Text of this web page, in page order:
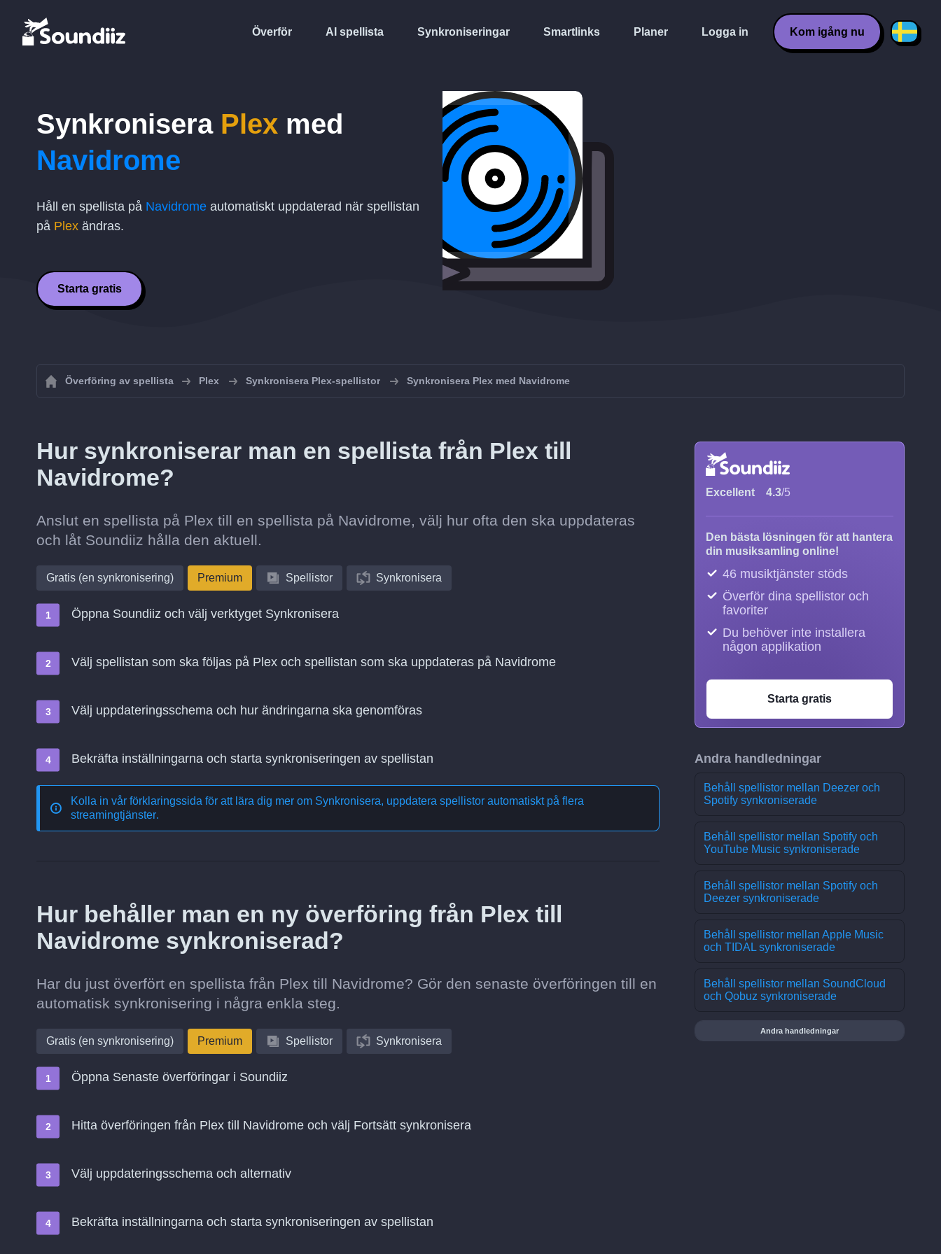
Överför AI spellista Synkroniseringar Smartlinks Planer Logga in Kom igång nu
Synkronisera Plex med
Navidrome
Håll en spellista på Navidrome automatiskt uppdaterad när spellistan
på Plex ändras.
Starta gratis
Överföring av spellista Plex Synkronisera Plex-spellistor Synkronisera Plex med Navidrome
Hur synkroniserar man en spellista från Plex till
Navidrome?
Anslut en spellista på Plex till en spellista på Navidrome, välj hur ofta den ska uppdateras
och låt Soundiiz hålla den aktuell.
Gratis (en synkronisering) Premium Spellistor Synkronisera
Öppna Soundiiz och välj verktyget Synkronisera
Välj spellistan som ska följas på Plex och spellistan som ska uppdateras på Navidrome
Välj uppdateringsschema och hur ändringarna ska genomföras
Bekräfta inställningarna och starta synkroniseringen av spellistan
Kolla in vår förklaringssida för att lära dig mer om Synkronisera, uppdatera spellistor automatiskt på flera
streamingtjänster.
Hur behåller man en ny överföring från Plex till
Navidrome synkroniserad?
Har du just överfört en spellista från Plex till Navidrome? Gör den senaste överföringen till en
automatisk synkronisering i några enkla steg.
Gratis (en synkronisering) Premium Spellistor Synkronisera
Öppna Senaste överföringar i Soundiiz
Hitta överföringen från Plex till Navidrome och välj Fortsätt synkronisera
Välj uppdateringsschema och alternativ
Bekräfta inställningarna och starta synkroniseringen av spellistan
Excellent 4.3/5
Den bästa lösningen för att hantera
din musiksamling online!
46 musiktjänster stöds
Överför dina spellistor och
favoriter
Du behöver inte installera
någon applikation
Starta gratis
Andra handledningar
Behåll spellistor mellan Deezer och
Spotify synkroniserade
Behåll spellistor mellan Spotify och
YouTube Music synkroniserade
Behåll spellistor mellan Spotify och
Deezer synkroniserade
Behåll spellistor mellan Apple Music
och TIDAL synkroniserade
Behåll spellistor mellan SoundCloud
och Qobuz synkroniserade
Andra handledningar